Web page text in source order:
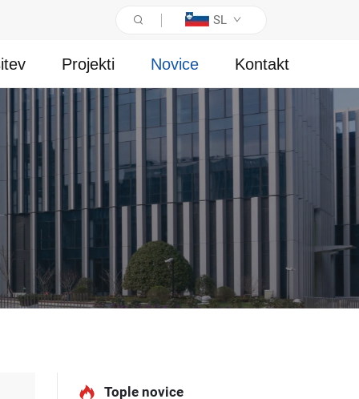
SL
Projekti Novice Kontakt
Tople novice